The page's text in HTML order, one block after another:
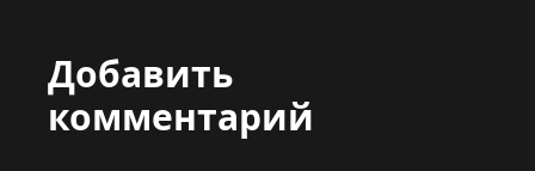
Добавить
комментарий